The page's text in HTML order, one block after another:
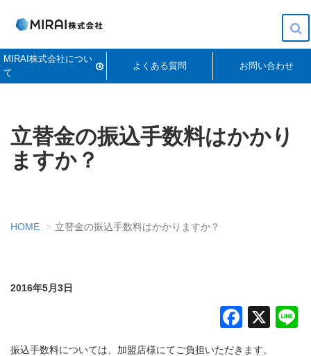
MIRAI株式会社につい
て
よくある質問 お問い合わせ
立替金の振込手数料はかかり
ますか？
HOME 立替金の振込手数料はかかりますか？
2016年5月3日
X
振込手数料については、加盟店様にてご負担いただきます。